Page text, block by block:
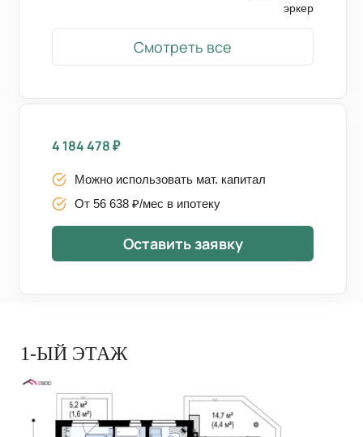
эркер
Смотреть все
4 184 478₽
Можно использовать мат. капитал
От 56 638 ₽/мес в ипотеку
Оставить заявку
1-ЫЙ ЭТАЖ